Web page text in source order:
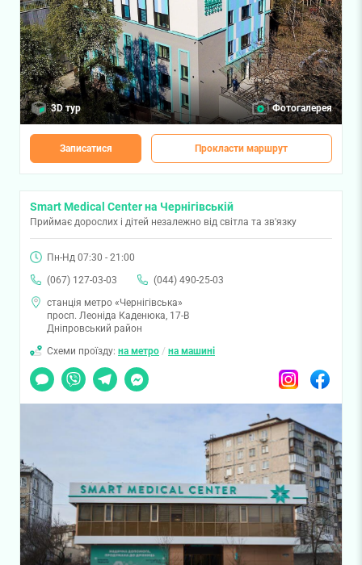
3D тур Фотогалерея
Записатися Прокласти маршрут
Smart Medical Center на Чернігівській
Приймає дорослих і дітей незалежно від світла та зв'язку
Пн-Нд 07:30 - 21:00
(067) 127-03-03
(044) 490-25-03
станція метро «Чернігівська»
просп. Леоніда Каденюка, 17-В
Дніпровський район
Схеми проїзду: на метро / на машині
Чат
Viber TelegramMessenger InstagramFacebook